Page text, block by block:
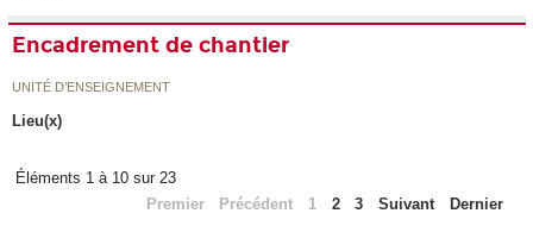
Encadrement de chantier
UNITÉ D’ENSEIGNEMENT
Lieu(x)
Éléments 1 à 10 sur 23
Premier
Précédent 1 2 3 Suivant Dernier